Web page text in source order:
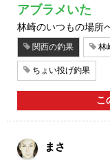
アブラメいた
林崎のいつもの場所
関西の釣果 林
ちょい投げ釣果
こ
まさ